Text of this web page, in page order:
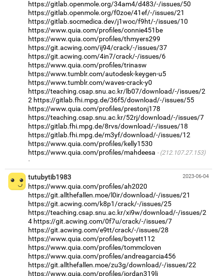
https://gitlab.openmole.org/34am4/d483/-/issues/50
https://gitlab.openmole.org/f0zoe/41ef/-/issues/21
https://gitlab.socmedica.dev/j1woc/f9ht/-/issues/10
https://www.quia.com/profiles/connie451be
https://www.quia.com/profiles/thmyers299
https://git.acwing.com/ij94/crack/-/issues/37
https://git.acwing.com/4in7/crack/-/issues/6
https://www.quia.com/profiles/trinasw
https://www.tumblr.com/autodesk-keygen-u5
https://www.tumblr.com/waves-crack-y0
https://teaching.csap.snu.ac.kr/lb07/download/-/issues/2
2 https://gitlab.fhi.mpg.de/36f5/download/-/issues/55
https://www.quia.com/profiles/prestonj178
https://teaching.csap.snu.ac.kr/52rj/download/-/issues/7
https://gitlab.fhi.mpg.de/8rvs/download/-/issues/18
https://gitlab.fhi.mpg.de/m3yf/download/-/issues/12
https://www.quia.com/profiles/kelly1530
https://www.quia.com/profiles/mahdeesa
(212.107.27.153)
·
2023-06-04
tutubytib1983
https://www.quia.com/profiles/ah2020
https://git.allthefallen.moe/l0ir/download/-/issues/21
https://git.acwing.com/k8p1/crack/-/issues/25
https://teaching.csap.snu.ac.kr/xi9w/download/-/issues/2
4 https://git.acwing.com/0f7u/crack/-/issues/7
https://git.acwing.com/e9tt/crack/-/issues/28
https://www.quia.com/profiles/boyett112
https://www.quia.com/profiles/tommcloven
https://www.quia.com/profiles/andreagarcia456
https://git.allthefallen.moe/zu3g/download/-/issues/22
https://www.quia.com/profiles/jordan319li